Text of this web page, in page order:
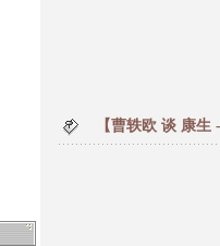
【曹轶欧 谈 康